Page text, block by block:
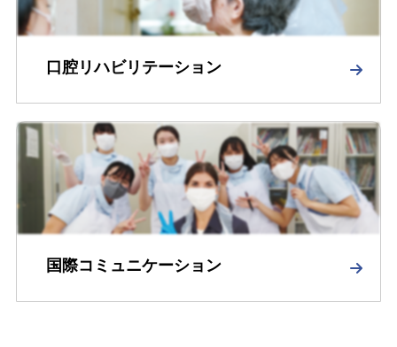
口腔リハビリテーション
国際コミュニケーション